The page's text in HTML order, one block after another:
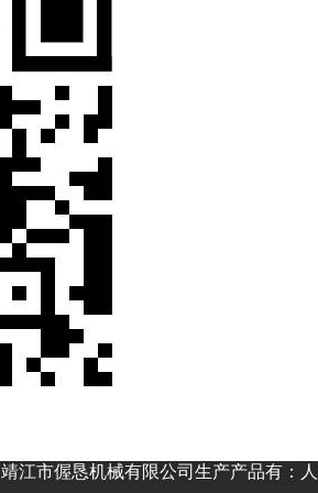
靖江市偓恳机械有限公司生产产品有：